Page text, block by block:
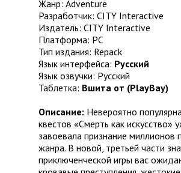
Жанр: Adventure
Разработчик: CITY Interactive
Издатель: CITY Interactive
Платформа: PC
Тип издания: Repack
Язык интерфейса: Русский
Язык озвучки: Русский
Таблетка: Вшита от (PlayBay)
Описание: Невероятно
квестов «Смерть как искусство»
завоевала признание миллионов
жанра. В новой, третьей части
приключенческой игры вас